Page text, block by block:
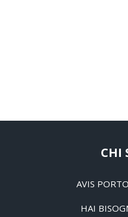
CHI
AVIS
HAI